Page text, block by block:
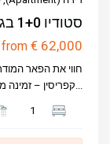
סטודיו 1+0 בגזיוורן, צפון קפריסין
from€ 62,000
חווי את הפאר
קפריסין – זמינה מ...
1